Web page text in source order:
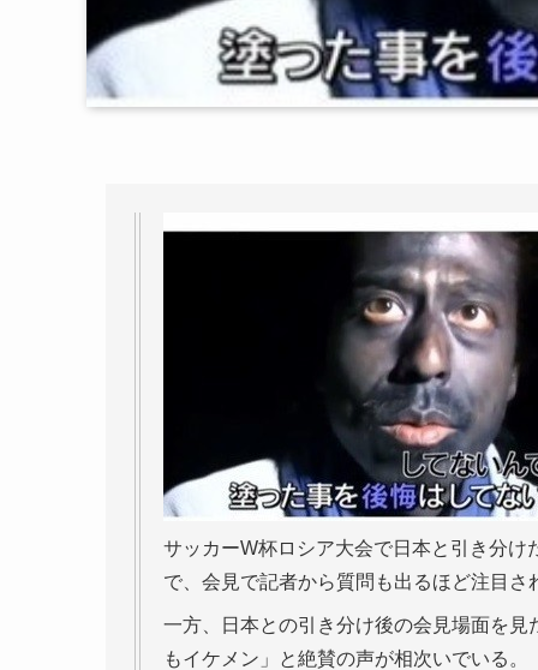
サッカーW杯ロシア大会で日本と引き分
で、会見で記者から質問も出るほど注目さ
一方、日本との引き分け後の会見場面を
もイケメン」と絶賛の声が相次いでいる。